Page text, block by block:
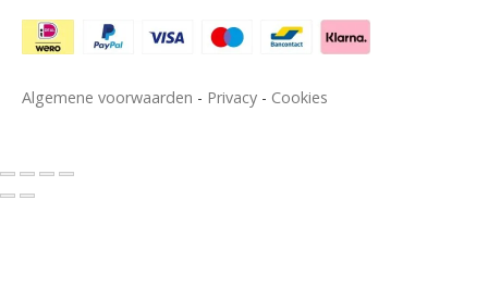
Algemene voorwaarden - Privacy - Cookies